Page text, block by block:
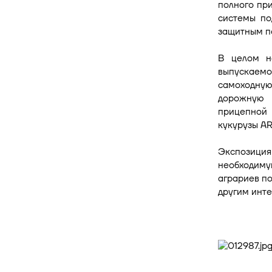
полного
системы
защитным
В целом
дорожную
кукурузы
аграриев
другим